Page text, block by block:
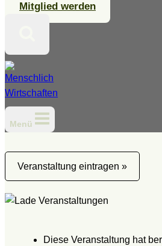
Mitglied werden
Menü
Veranstaltung eintragen »
Diese Veranstaltung hat